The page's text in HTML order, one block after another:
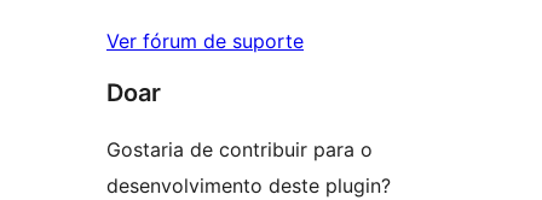
Ver fórum de suporte
Doar
Gostaria de contribuir para o
desenvolvimento deste plugin?